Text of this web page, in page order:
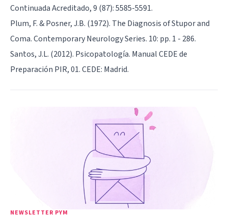
Continuada Acreditado, 9 (87): 5585-5591.
Plum, F. & Posner, J.B. (1972). The Diagnosis of Stupor and
Coma. Contemporary Neurology Series. 10: pp. 1 - 286.
Santos, J.L. (2012). Psicopatología. Manual CEDE de
Preparación PIR, 01. CEDE: Madrid.
NEWSLETTER PYM